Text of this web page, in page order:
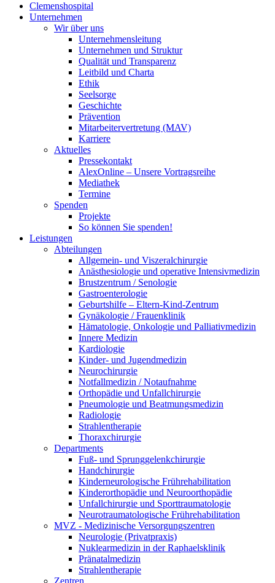
Clemenshospital
Unternehmen
Wir über uns
Unternehmensleitung
Unternehmen und Struktur
Qualität und Transparenz
Leitbild und Charta
Ethik
Seelsorge
Geschichte
Prävention
Mitarbeitervertretung (MAV)
Karriere
Aktuelles
Pressekontakt
AlexOnline – Unsere Vortragsreihe
Mediathek
Termine
Spenden
Projekte
So können Sie spenden!
Leistungen
Abteilungen
Allgemein- und Viszeralchirurgie
Anästhesiologie und operative Intensivmedizin
Brustzentrum / Senologie
Gastroenterologie
Geburtshilfe – Eltern-Kind-Zentrum
Gynäkologie / Frauenklinik
Hämatologie, Onkologie und Palliativmedizin
Innere Medizin
Kardiologie
Kinder- und Jugendmedizin
Neurochirurgie
Notfallmedizin / Notaufnahme
Orthopädie und Unfallchirurgie
Pneumologie und Beatmungsmedizin
Radiologie
Strahlentherapie
Thoraxchirurgie
Departments
Fuß- und Sprunggelenkchirurgie
Handchirurgie
Kinderneurologische Frührehabilitation
Kinderorthopädie und Neuroorthopädie
Unfallchirurgie und Sporttraumatologie
Neurotraumatologische Frührehabilitation
MVZ - Medizinische Versorgungszentren
Neurologie (Privatpraxis)
Nuklearmedizin in der Raphaelsklinik
Pränatalmedizin
Strahlentherapie
Zentren